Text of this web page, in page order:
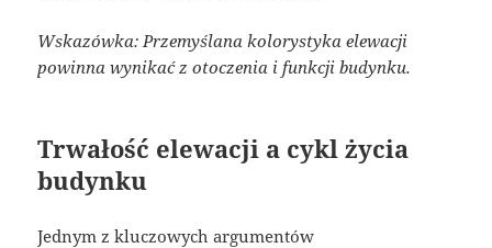
Wskazówka: Przemyślana kolorystyka elewacji
powinna wynikać z otoczenia i funkcji budynku.
Trwałość elewacji a cykl życia
budynku
Jednym z kluczowych argumentów